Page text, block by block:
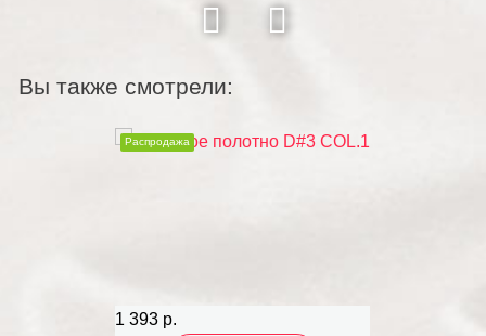
Вы также смотрели:
1 393 р.
Распродажа